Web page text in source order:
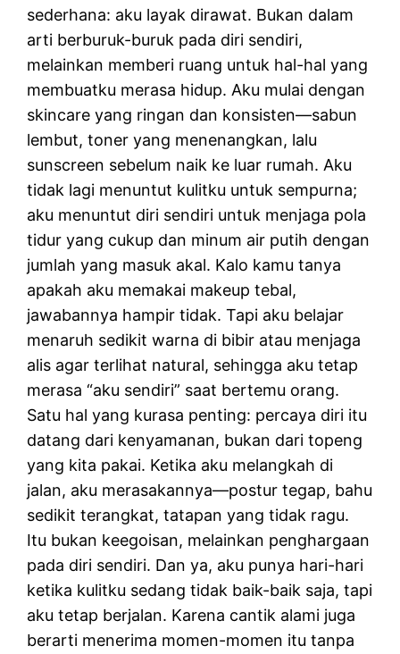
sederhana: aku layak dirawat. Bukan dalam
arti berburuk-buruk pada diri sendiri,
melainkan memberi ruang untuk hal-hal yang
membuatku merasa hidup. Aku mulai dengan
skincare yang ringan dan konsisten—sabun
lembut, toner yang menenangkan, lalu
sunscreen sebelum naik ke luar rumah. Aku
tidak lagi menuntut kulitku untuk sempurna;
aku menuntut diri sendiri untuk menjaga pola
tidur yang cukup dan minum air putih dengan
jumlah yang masuk akal. Kalo kamu tanya
apakah aku memakai makeup tebal,
jawabannya hampir tidak. Tapi aku belajar
menaruh sedikit warna di bibir atau menjaga
alis agar terlihat natural, sehingga aku tetap
merasa “aku sendiri” saat bertemu orang.
Satu hal yang kurasa penting: percaya diri itu
datang dari kenyamanan, bukan dari topeng
yang kita pakai. Ketika aku melangkah di
jalan, aku merasakannya—postur tegap, bahu
sedikit terangkat, tatapan yang tidak ragu.
Itu bukan keegoisan, melainkan penghargaan
pada diri sendiri. Dan ya, aku punya hari-hari
ketika kulitku sedang tidak baik-baik saja, tapi
aku tetap berjalan. Karena cantik alami juga
berarti menerima momen-momen itu tanpa